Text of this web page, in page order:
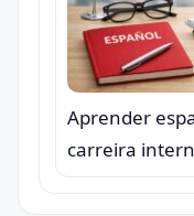
Aprender
carreira